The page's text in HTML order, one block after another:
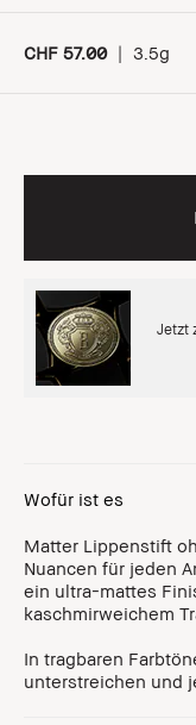
CHF 57.00 | 3.5g
Jetzt
Wofür ist es
Matter Lippenstift
Nuancen für jeden
ein ultra-mattes
kaschmirweichem
In tragbaren
unterstreichen und